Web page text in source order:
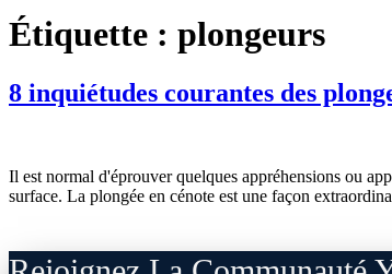
Étiquette : plongeurs
8 inquiétudes courantes des
Il est normal d'éprouver quelques appréhensions ou
surface. La plongée en cénote est une façon